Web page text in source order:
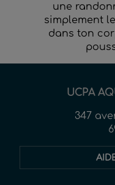
une
simplement
dans ton
UCPA
347